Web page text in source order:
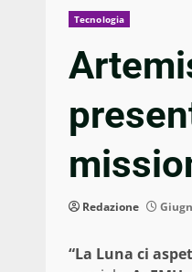
Tecnologia
Redazione
“La Luna ci